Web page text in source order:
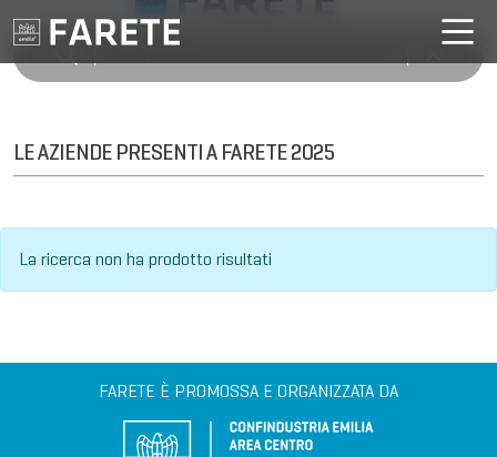
LE AZIENDE PRESENTI A FARETE 2025
La ricerca non ha prodotto risultati
FARETE È PROMOSSA E ORGANIZZATA DA